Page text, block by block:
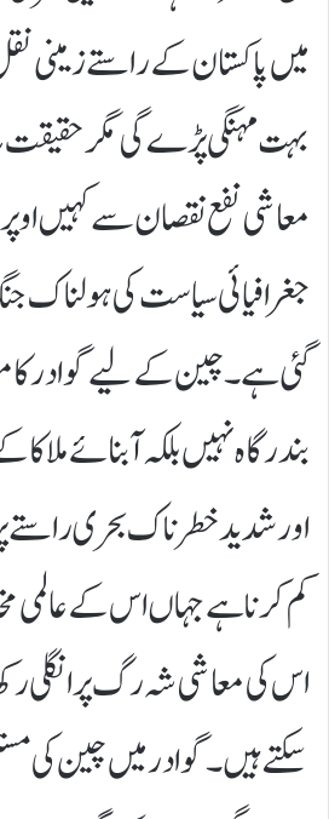
میں پاکستان کے راستے زمینی
بہت مہنگی پڑے گی مگر حقیقت
معاشی نفع نقصان سے کہیں
جغرافیائی سیاست کی ہولناک
گئی ہے۔ چین کے لیے
بندرگاہ نہیں بلکہ آبنائے
اور شدید خطرناک بحری راستے پر
کم کرنا ہے جہاں اس کے عالمی
اس کی معاشی شہ رگ پر انگلی
سکتے ہیں۔ گوادر میں چین کی